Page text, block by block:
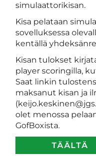
simulaattorikisan.
Kisa pelataan
sovelluksessa
kentällä
Kisan tulokset
player scoringilla,
Saat linkin
maksanut kisan ja
olet menossa
GofBoxista.
TÄÄLTÄ